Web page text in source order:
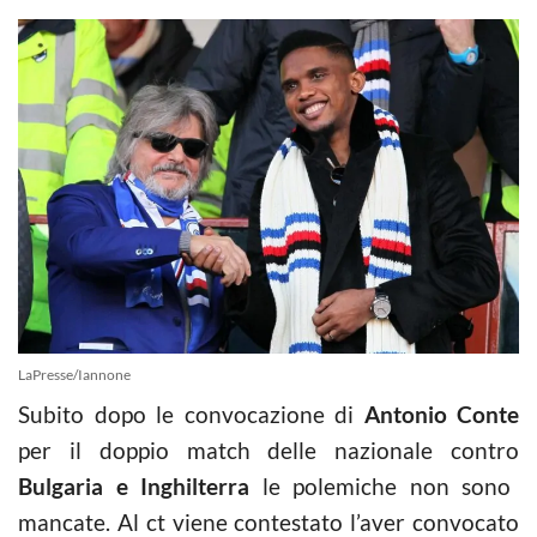
LaPresse/Iannone
Subito dopo le convocazione di Antonio Conte
per il doppio match delle nazionale contro
Bulgaria e Inghilterra le polemiche non sono
mancate. Al ct viene contestato l’aver convocato